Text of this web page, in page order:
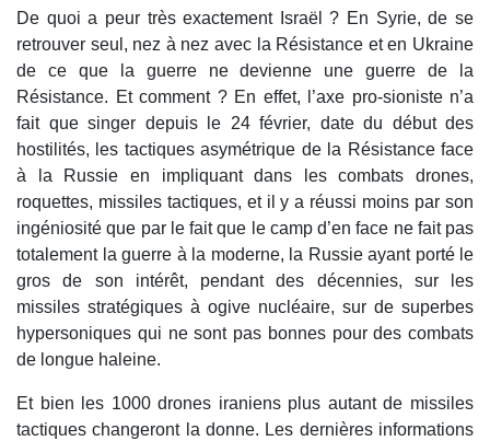
De quoi a peur très exactement Israël ? En Syrie, de se
retrouver seul, nez à nez avec la Résistance et en Ukraine
de ce que la guerre ne devienne une guerre de la
Résistance. Et comment ? En effet, l’axe pro-sioniste n’a
fait que singer depuis le 24 février, date du début des
hostilités, les tactiques asymétrique de la Résistance face
à la Russie en impliquant dans les combats drones,
roquettes, missiles tactiques, et il y a réussi moins par son
ingéniosité que par le fait que le camp d’en face ne fait pas
totalement la guerre à la moderne, la Russie ayant porté le
gros de son intérêt, pendant des décennies, sur les
missiles stratégiques à ogive nucléaire, sur de superbes
hypersoniques qui ne sont pas bonnes pour des combats
de longue haleine.
Et bien les 1000 drones iraniens plus autant de missiles
tactiques changeront la donne. Les dernières informations